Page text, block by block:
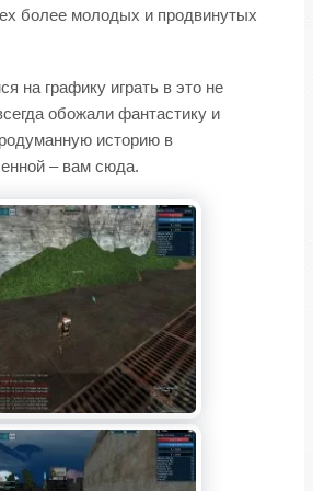
более молодых и продвинутых
на графику играть в это не
обожали фантастику и
историю в
– вам сюда.